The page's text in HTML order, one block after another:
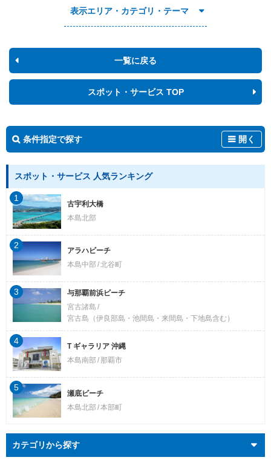
表示エリア・カテゴリ・テーマ
一覧に戻る
スポット・サービス TOP
条件指定で探す 開く
スポット・サービス 人気ランキング
古宇利大橋
本島北部
1
アラハビーチ
本島中部 北谷町
2
与那覇前浜ビーチ
宮古諸島
宮古島（伊良部島・池間島・来間島・下地島含む）
3
T ギャラリア 沖縄
本島南部
那覇市
4
瀬底ビーチ
本島北部 本部町
5
カテゴリから探す